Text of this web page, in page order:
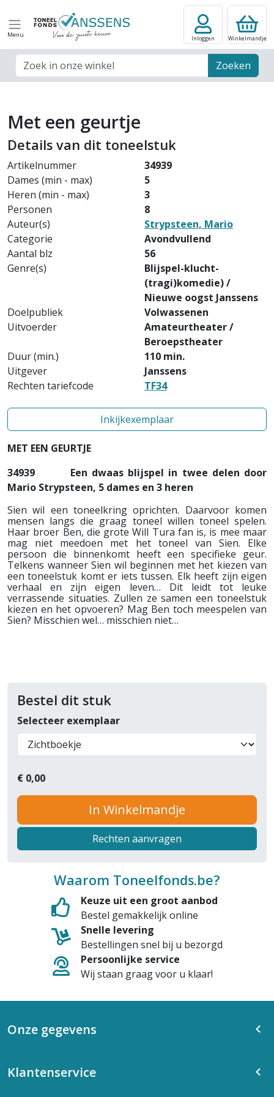
Menu
Zoek veld Zoeken
Inloggen Winkelmandje
Met een geurtje
Details van dit toneelstuk
Artikelnummer
34939
Dames (min - max)
5
Heren (min - max)
3
Personen
8
Auteur(s)
Strypsteen, Mario
Categorie
Avondvullend
Aantal blz
56
Genre(s)
Blijspel-klucht-
(tragi)komedie) /
Nieuwe oogst Janssens
Doelpubliek
Volwassenen
Uitvoerder
Amateurtheater /
Beroepstheater
Duur (min.)
110 min.
Uitgever
Janssens
Rechten tariefcode
TF34
Inkijkexemplaar
MET EEN GEURTJE
34939
Een dwaas blijspel in twee delen door
Mario Strypsteen, 5 dames en 3 heren
Sien wil een toneelkring oprichten. Daarvoor komen
mensen langs die graag toneel willen toneel spelen.
Haar broer Ben, die grote Will Tura fan is, is mee maar
mag niet meedoen met het toneel van Sien. Elke
persoon die binnenkomt heeft een specifieke geur.
Telkens wanneer Sien wil beginnen met het kiezen van
een toneelstuk komt er iets tussen. Elk heeft zijn eigen
verhaal en zijn eigen leven… Dit leidt tot leuke
verrassende situaties. Zullen ze samen een toneelstuk
kiezen en het opvoeren? Mag Ben toch meespelen van
Sien? Misschien wel… misschien niet…
Bestel dit stuk
Selecteer exemplaar
€ 0,00
In Winkelmandje
Rechten aanvragen
Waarom Toneelfonds.be?
Keuze uit een groot aanbod
Bestel gemakkelijk online
Snelle levering
Bestellingen snel bij u bezorgd
Persoonlijke service
Wij staan graag voor u klaar!
Onze gegevens
Klantenservice